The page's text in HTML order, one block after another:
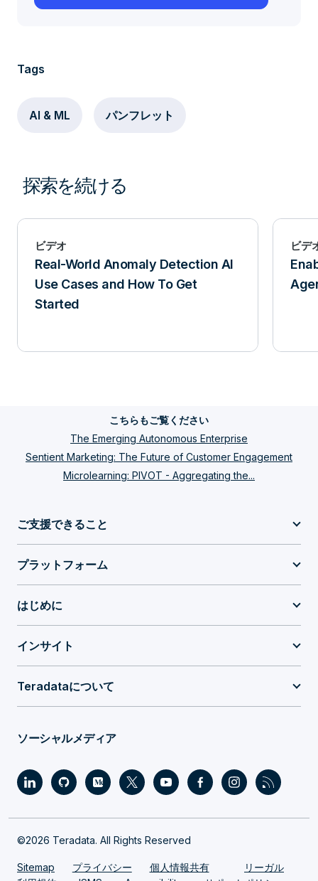
Tags
AI & ML パンフレット
探索を続ける
ビデオ
Real-World Anomaly Detection AI
Use Cases and How To Get
Started
ビデ
こちらもご覧ください
The Emerging Autonomous Enterprise
Sentient Marketing: The Future of Customer Engagement
Microlearning: PIVOT - Aggregating the...
ご支援できること
プラットフォーム
はじめに
インサイト
Teradataについて
ソーシャルメディア
©2026 Teradata. All Rights Reserved
Sitemap プライバシー 個人情報共有
リーガル